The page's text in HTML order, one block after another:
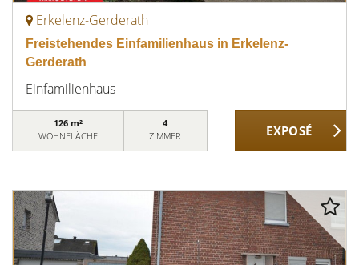
Erkelenz-Gerderath
Freistehendes Einfamilienhaus in Erkelenz-
Gerderath
Einfamilienhaus
126 m²
WOHNFLÄCHE
4
ZIMMER